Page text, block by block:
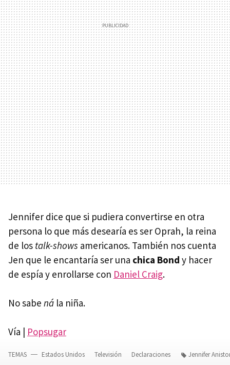
Jennifer dice que si pudiera convertirse en otra
persona lo que más desearía es ser Oprah, la reina
de los talk-shows americanos. También nos cuenta
Jen que le encantaría ser una chica Bond y hacer
de espía y enrollarse con Daniel Craig.
No sabe ná la niña.
Vía | Popsugar
TEMAS Estados Unidos Televisión Declaraciones Jennifer